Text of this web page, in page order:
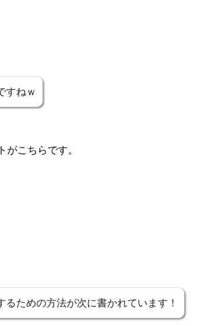
すねｗ
がこちらです。
るための方法が次に書かれています！